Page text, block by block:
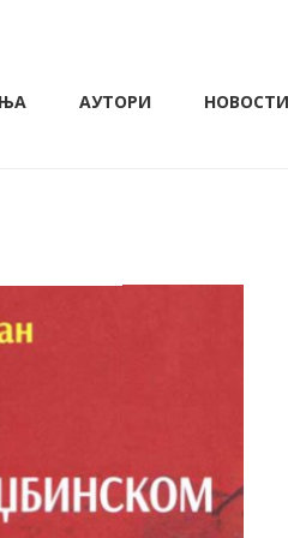
АУТОРИ НОВОСТИ